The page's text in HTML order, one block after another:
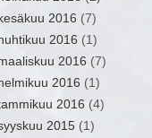
2016 (7)
2016 (1)
2016 (7)
2016 (1)
2016 (4)
2015 (1)